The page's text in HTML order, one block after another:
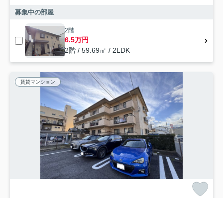
募集中の部屋
2階
6.5万円
2階 / 59.69㎡ / 2LDK
賃貸マンション